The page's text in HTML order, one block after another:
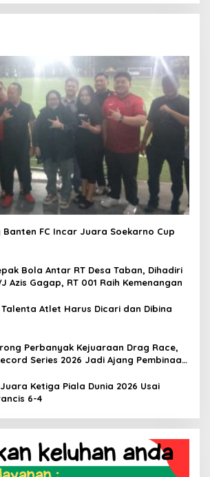
Banten FC Incar Juara Soekarno Cup
Bola Antar RT Desa Taban, Dihadiri
Azis Gagap, RT 001 Raih Kemenangan
Talenta Atlet Harus Dicari dan Dibina
Perbanyak Kejuaraan Drag Race,
Series 2026 Jadi Ajang Pembinaan
Ketiga Piala Dunia 2026 Usai
6-4